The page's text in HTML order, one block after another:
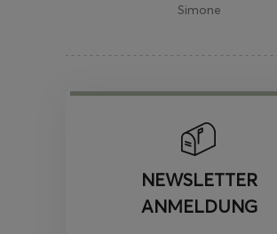
Simone
NEWSLETTER
ANMELDUNG